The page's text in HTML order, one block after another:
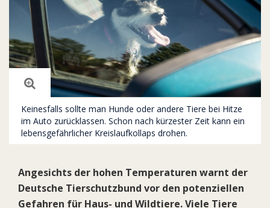
Keinesfalls sollte man Hunde oder andere Tiere bei Hitze
im Auto zurücklassen. Schon nach kürzester Zeit kann ein
lebensgefährlicher Kreislaufkollaps drohen.
Angesichts der hohen Temperaturen warnt der
Deutsche Tierschutzbund vor den potenziellen
Gefahren für Haus- und Wildtiere. Viele Tiere